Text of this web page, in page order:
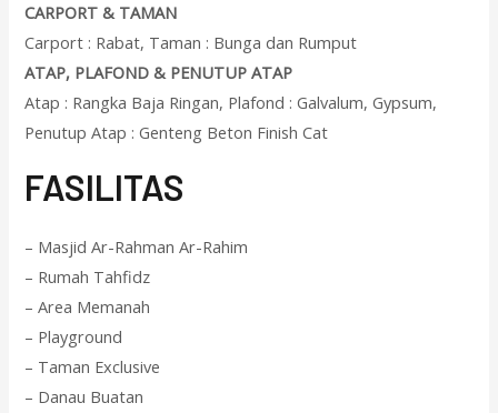
CARPORT & TAMAN
Carport : Rabat, Taman : Bunga dan Rumput
ATAP, PLAFOND & PENUTUP ATAP
Atap : Rangka Baja Ringan, Plafond : Galvalum, Gypsum,
Penutup Atap : Genteng Beton Finish Cat
FASILITAS
– Masjid Ar-Rahman Ar-Rahim
– Rumah Tahfidz
– Area Memanah
– Playground
– Taman Exclusive
– Danau Buatan